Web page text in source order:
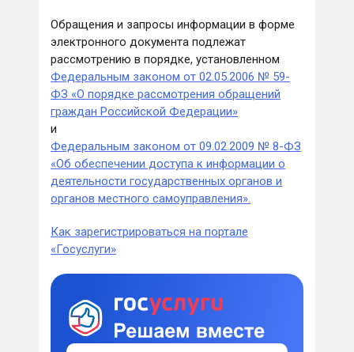
Обращения и запросы информации в форме
электронного документа подлежат
рассмотрению в порядке, установленном
Федеральным законом от 02.05.2006 № 59-
ФЗ «О порядке рассмотрения обращений
граждан Российской Федерации»
и
Федеральным законом от 09.02.2009 № 8-ФЗ
«Об обеспечении доступа к информации о
деятельности государственных органов и
органов местного самоуправления».
Как зарегистрироваться на портале
«Госуслуги»